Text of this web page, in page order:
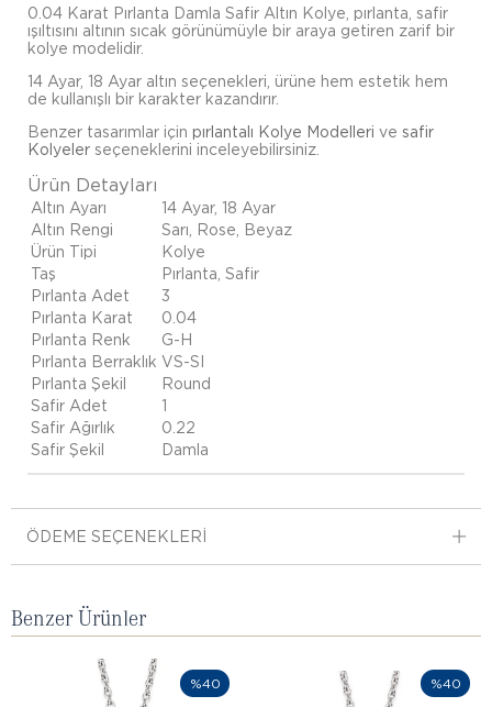
0.04 Karat Pırlanta Damla Safir Altın Kolye, pırlanta, safir
ışıltısını altının sıcak görünümüyle bir araya getiren zarif bir
kolye modelidir.
14 Ayar, 18 Ayar altın seçenekleri, ürüne hem estetik hem
de kullanışlı bir karakter kazandırır.
Benzer tasarımlar için pırlantalı Kolye Modelleri ve safir
Kolyeler seçeneklerini inceleyebilirsiniz.
Ürün Detayları
Altın Ayarı
14 Ayar, 18 Ayar
Altın Rengi
Sarı, Rose, Beyaz
Ürün Tipi
Kolye
Taş
Pırlanta, Safir
Pırlanta Adet
3
Pırlanta Karat
0.04
Pırlanta Renk
G-H
Pırlanta Berraklık VS-SI
Pırlanta Şekil
Round
Safir Adet
1
Safir Ağırlık
0.22
Safir Şekil
Damla
ÖDEME SEÇENEKLERI
Benzer Ürünler
%40 %40